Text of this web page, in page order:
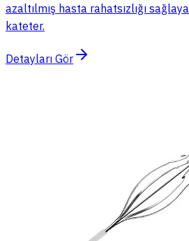
azaltılmış hasta rahatsızlığı
kateter.
Detayları Gör